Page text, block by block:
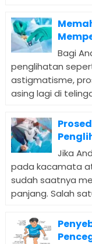
Bagi
penglihatan
astigmatisme,
asing lagi di
Jika
pada kacamata
sudah saatnya
panjang. Salah